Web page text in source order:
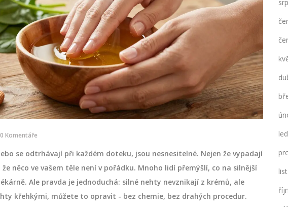
0 Komentáře
se odtrhávají při každém doteku, jsou nesnesitelné. Nejen že vypadají
něco ve vašem těle není v pořádku. Mnoho lidí přemýšlí, co na silnější
Ale pravda je jednoduchá: silné nehty nevznikají z krémů, ale
křehkými, můžete to opravit - bez chemie, bez drahých procedur.